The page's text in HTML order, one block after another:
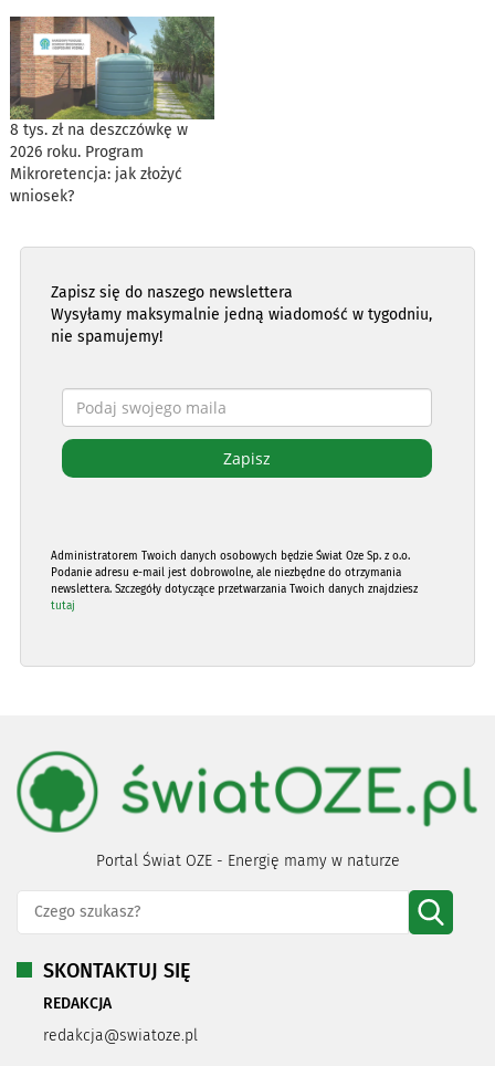
8 tys. zł na deszczówkę w
2026 roku. Program
Mikroretencja: jak złożyć
wniosek?
Zapisz się do naszego newslettera
Wysyłamy maksymalnie jedną wiadomość w tygodniu,
nie spamujemy!
Administratorem Twoich danych osobowych będzie Świat Oze Sp. z o.o.
Podanie adresu e-mail jest dobrowolne, ale niezbędne do otrzymania
newslettera. Szczegóły dotyczące przetwarzania Twoich danych znajdziesz
tutaj
Portal Świat OZE - Energię mamy w naturze
SKONTAKTUJ SIĘ
REDAKCJA
redakcja@swiatoze.pl